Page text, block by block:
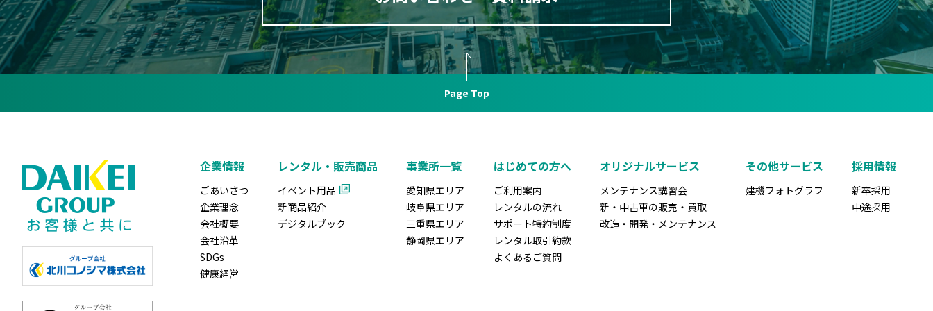
Page Top
企業情報
ごあいさつ
企業理念
会社概要
会社沿革
SDGs
健康経営
レンタル・販売商品
イベント用品
新商品紹介
デジタルブック
事業所一覧
愛知県エリア
岐阜県エリア
三重県エリア
静岡県エリア
はじめての方へ
ご利用案内
レンタルの流れ
サポート特約制度
レンタル取引約款
よくあるご質問
オリジナルサービス
メンテナンス講習会
新・中古車の販売・買取
改造・開発・メンテナンス
その他サービス
建機フォトグラフ
採用情報
新卒採用
中途採用